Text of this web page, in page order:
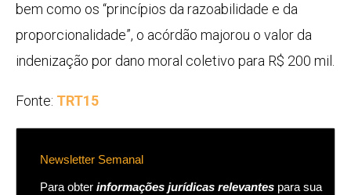
bem como os “princípios da razoabilidade e da
proporcionalidade”, o acórdão majorou o valor da
indenização por dano moral coletivo para R$ 200 mil.
Fonte: TRT15
Newsletter Semanal
Para obter informações jurídicas relevantes para sua